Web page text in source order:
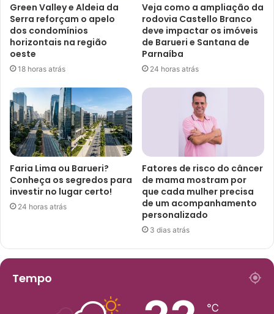
Green Valley e Aldeia da
Serra reforçam o apelo
dos condomínios
horizontais na região
oeste
18 horas atrás
Veja como a ampliação da
rodovia Castello Branco
deve impactar os imóveis
de Barueri e Santana de
Parnaíba
24 horas atrás
Faria Lima ou Barueri?
Conheça os segredos para
investir no lugar certo!
24 horas atrás
Fatores de risco do câncer
de mama mostram por
que cada mulher precisa
de um acompanhamento
personalizado
3 dias atrás
Tempo
℃